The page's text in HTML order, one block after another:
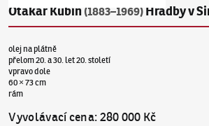
Otakar Kubín(1883–1969) Hradby v
olej na plátně
přelom 20. a 30. let 20. století
vpravo dole
60 × 73 cm
rám
Vyvolávací cena:280 000 Kč